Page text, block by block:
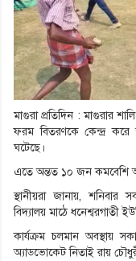
মাগুরা প্রতিদিন : মাগুরার
ফরম বিতরণকে কেন্দ্র করে
ঘটেছে।
এতে অন্তত ১০ জন কমবেশি
স্থানীয়রা জানায়, শনিবার
বিদ্যালয় মাঠে ধনেশ্বরগাতী
কার্যক্রম চলমান অবস্থায়
অ্যাডভোকেট নিতাই রায়